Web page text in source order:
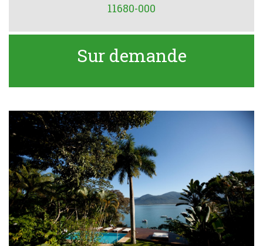
11680-000
Sur demande